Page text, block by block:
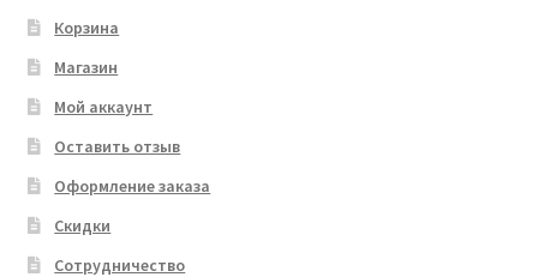
Корзина
Магазин
Мой аккаунт
Оставить отзыв
Оформление заказа
Скидки
Сотрудничество